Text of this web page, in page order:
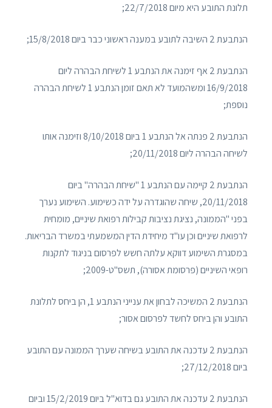
תלונת התובע היא מיום 22/7/2018;
הנתבעת 2 השיבה לתובע במענה ראשוני כבר ביום 15/8/2018;
הנתבעת 2 אף זימנה את הנתבע 1 לשיחת הבהרה ליום
16/9/2018 ומשהמועד לא תאם זומן הנתבע 1 לשיחת הבהרה
נוספת;
הנתבעת 2 פנתה אל הנתבע 1 ביום 8/10/2018 וזימנה אותו
לשיחה הבהרה ליום 20/11/2018;
הנתבעת 2 קיימה עם הנתבע 1 "שיחת הבהרה" ביום
20/11/2018, שיחה שהוגדרה על ידה כשימוע. השימוע נערך
בפני "הממונה, נציגת נציבות קבילות רפואת שיניים, מומחית
לרפואת שיניים וכן עו"ד מיחידת הדין המשמעתי במשרד הבריאות.
במסגרת השימוע דווקא עלתה חשש לפרסום בניגוד לתקנות
רופאי השיניים (פרסומת אסורה), תשס"ט-2009;
הנתבעת 2 המשיכה לבחון את ענייני הנתבע 1, הן ביחס לתלונת
התובע והן ביחס לחשד לפרסום אסור;
הנתבעת 2 עדכנה את התובע בשיחה שערך הממונה עם התובע
ביום 27/12/2018;
הנתבעת 2 עדכנה את התובע גם בדוא"ל ביום 15/2/2019 וביום